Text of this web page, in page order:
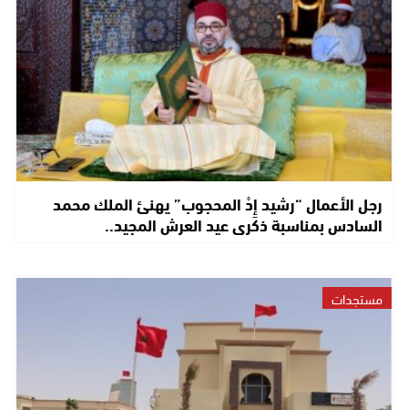
رجل الأعمال “رشيد إِدْ المحجوب” يهنئ الملك محمد
السادس بمناسبة ذكرى عيد العرش المجيد..
مستجدات